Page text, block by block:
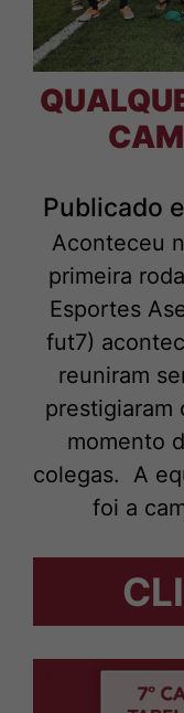
Publicado
Aconteceu
primeira
Esportes
fut7)
reuniram
prestigiaram
momento
colegas. A
foi a